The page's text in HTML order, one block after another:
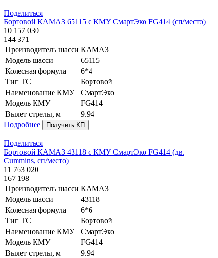
Поделиться
Бортовой КАМАЗ 65115 с КМУ СмартЭко FG414 (сп/место)
10 157 030
144 371
Производитель шасси КАМАЗ
Модель шасси
65115
Колесная формула
6*4
Тип ТС
Бортовой
Наименование КМУ
СмартЭко
Модель КМУ
FG414
Вылет стрелы, м
9.94
Подробнее
Получить КП
Поделиться
Бортовой КАМАЗ 43118 с КМУ СмартЭко FG414 (дв.
Cummins, сп/место)
11 763 020
167 198
Производитель шасси КАМАЗ
Модель шасси
43118
Колесная формула
6*6
Тип ТС
Бортовой
Наименование КМУ
СмартЭко
Модель КМУ
FG414
Вылет стрелы, м
9.94